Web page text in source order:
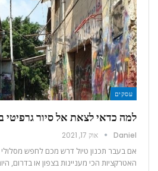
עסקים
למה כדאי לצאת אל סיור גרפיטי
Daniel אוק 17, 2021
אם בעבר תכנון טיול דרש מכם לחפש
האטרקציות הכי מעניינות בצפון או בדרום,